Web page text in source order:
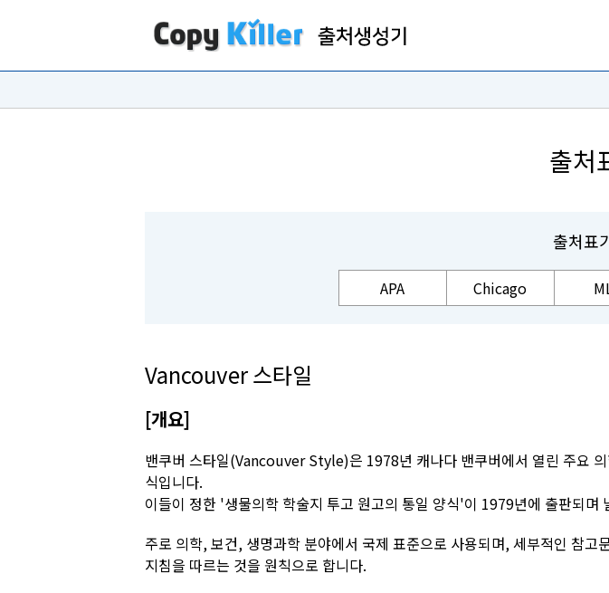
출처
출처표
APA Chicago
Vancouver 스타일
[개요]
밴쿠버 스타일(Vancouver Style)은 1978년 캐나다 밴쿠버에서 열린 주요
식입니다.
이들이 정한 '생물의학 학술지 투고 원고의 통일 양식'이 1979년에 출판되며
주로 의학, 보건, 생명과학 분야에서 국제 표준으로 사용되며, 세부적인 참
지침을 따르는 것을 원칙으로 합니다.